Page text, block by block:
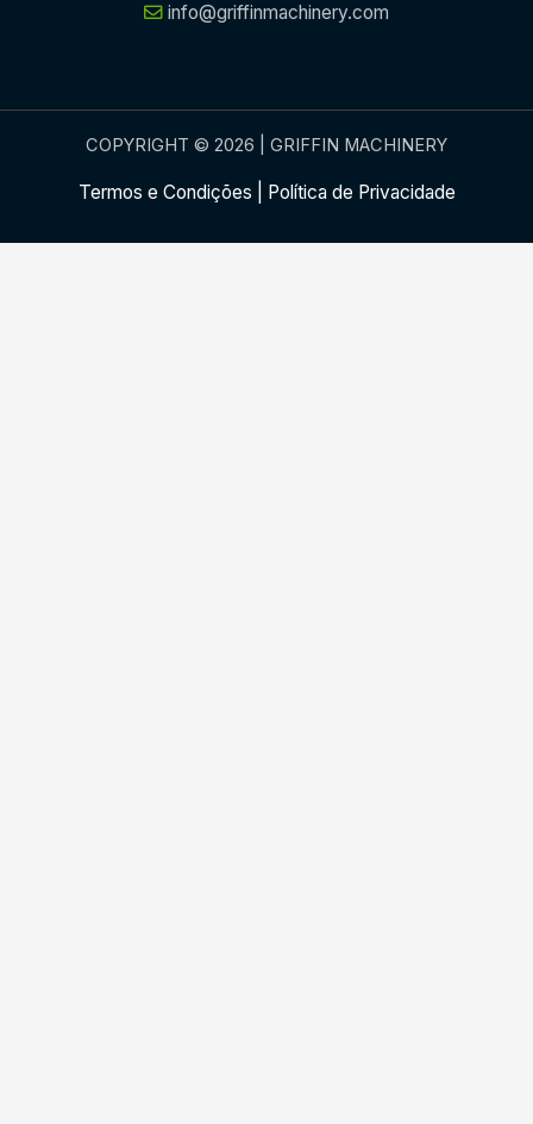
info@griffinmachinery.com
COPYRIGHT © 2026 | GRIFFIN MACHINERY
Termos e Condições Política de Privacidade